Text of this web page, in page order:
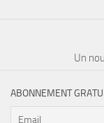
Un
ABONNEMENT